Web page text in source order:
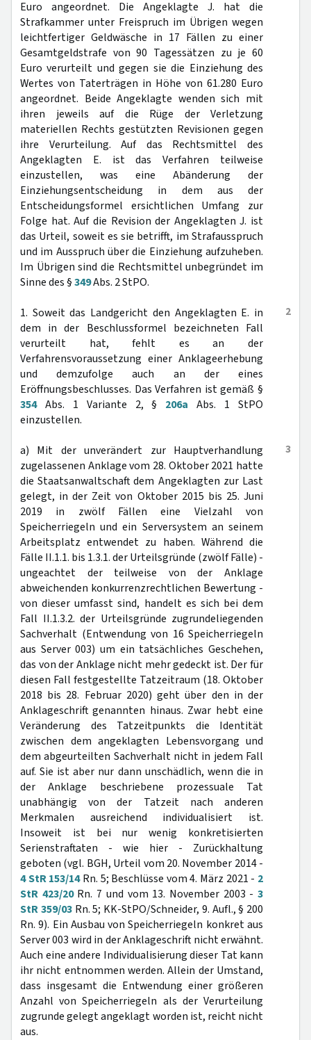
Euro angeordnet. Die Angeklagte J. hat die
Strafkammer unter Freispruch im Übrigen wegen
leichtfertiger Geldwäsche in 17 Fällen zu einer
Gesamtgeldstrafe von 90 Tagessätzen zu je 60
Euro verurteilt und gegen sie die Einziehung des
Wertes von Taterträgen in Höhe von 61.280 Euro
angeordnet. Beide Angeklagte wenden sich mit
ihren jeweils auf die Rüge der Verletzung
materiellen Rechts gestützten Revisionen gegen
ihre Verurteilung. Auf das Rechtsmittel des
Angeklagten E. ist das Verfahren teilweise
einzustellen, was eine Abänderung der
Einziehungsentscheidung in dem aus der
Entscheidungsformel ersichtlichen Umfang zur
Folge hat. Auf die Revision der Angeklagten J. ist
das Urteil, soweit es sie betrifft, im Strafausspruch
und im Ausspruch über die Einziehung aufzuheben.
Im Übrigen sind die Rechtsmittel unbegründet im
Sinne des §349Abs. 2 StPO.
2
1. Soweit das Landgericht den Angeklagten E. in
dem in der Beschlussformel bezeichneten Fall
verurteilt hat, fehlt es an der
Verfahrensvoraussetzung einer Anklageerhebung
und demzufolge auch an der eines
Eröffnungsbeschlusses. Das Verfahren ist gemäß §
354Abs. 1 Variante 2, § 206a Abs. 1 StPO
einzustellen.
3
a) Mit der unverändert zur Hauptverhandlung
zugelassenen Anklage vom 28. Oktober 2021 hatte
die Staatsanwaltschaft dem Angeklagten zur Last
gelegt, in der Zeit von Oktober 2015 bis 25. Juni
2019 in zwölf Fällen eine Vielzahl von
Speicherriegeln und ein Serversystem an seinem
Arbeitsplatz entwendet zu haben. Während die
Fälle II.1.1. bis 1.3.1. der Urteilsgründe (zwölf Fälle) -
ungeachtet der teilweise von der Anklage
abweichenden konkurrenzrechtlichen Bewertung -
von dieser umfasst sind, handelt es sich bei dem
Fall II.1.3.2. der Urteilsgründe zugrundeliegenden
Sachverhalt (Entwendung von 16 Speicherriegeln
aus Server 003) um ein tatsächliches Geschehen,
das von der Anklage nicht mehr gedeckt ist. Der für
diesen Fall festgestellte Tatzeitraum (18. Oktober
2018 bis 28. Februar 2020) geht über den in der
Anklageschrift genannten hinaus. Zwar hebt eine
Veränderung des Tatzeitpunkts die Identität
zwischen dem angeklagten Lebensvorgang und
dem abgeurteilten Sachverhalt nicht in jedem Fall
auf. Sie ist aber nur dann unschädlich, wenn die in
der Anklage beschriebene prozessuale Tat
unabhängig von der Tatzeit nach anderen
Merkmalen ausreichend individualisiert ist.
Insoweit ist bei nur wenig konkretisierten
Serienstraftaten - wie hier - Zurückhaltung
geboten (vgl. BGH, Urteil vom 20. November 2014 -
4 StR 153/14Rn. 5; Beschlüsse vom 4. März 2021 - 2
StR 423/20Rn. 7 und vom 13. November 2003 -3
StR 359/03Rn. 5; KK-StPO/Schneider, 9. Aufl., § 200
Rn. 9). Ein Ausbau von Speicherriegeln konkret aus
Server 003 wird in der Anklageschrift nicht erwähnt.
Auch eine andere Individualisierung dieser Tat kann
ihr nicht entnommen werden. Allein der Umstand,
dass insgesamt die Entwendung einer größeren
Anzahl von Speicherriegeln als der Verurteilung
zugrunde gelegt angeklagt worden ist, reicht nicht
aus.